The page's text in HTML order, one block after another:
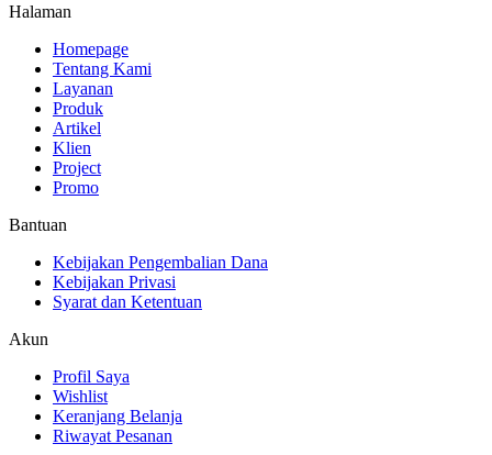
Halaman
Homepage
Tentang Kami
Layanan
Produk
Artikel
Klien
Project
Promo
Bantuan
Kebijakan Pengembalian Dana
Kebijakan Privasi
Syarat dan Ketentuan
Akun
Profil Saya
Wishlist
Keranjang Belanja
Riwayat Pesanan